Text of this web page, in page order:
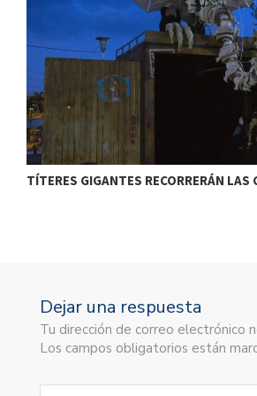
TÍTERES GIGANTES RECORRERÁN
Dejar una respuesta
Tu dirección de correo electrónico
Los campos obligatorios están